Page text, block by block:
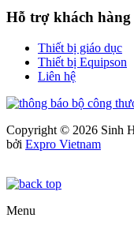
Hỗ trợ khách hàng
Thiết bị giáo dục
Thiết bị Equipson
Liên hệ
Copyright © 2026 Sinh
bởi Expro Vietnam
Menu